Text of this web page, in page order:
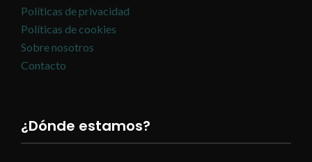
Políticas de privacidad
Políticas de cookies
Sobre nosotros
Contacto
¿Dónde estamos?